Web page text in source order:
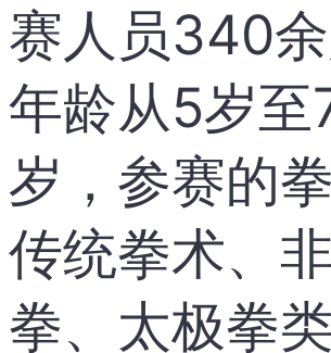
赛人员340余
年龄从5岁至
岁，参赛的
传统拳术、
拳、太极拳